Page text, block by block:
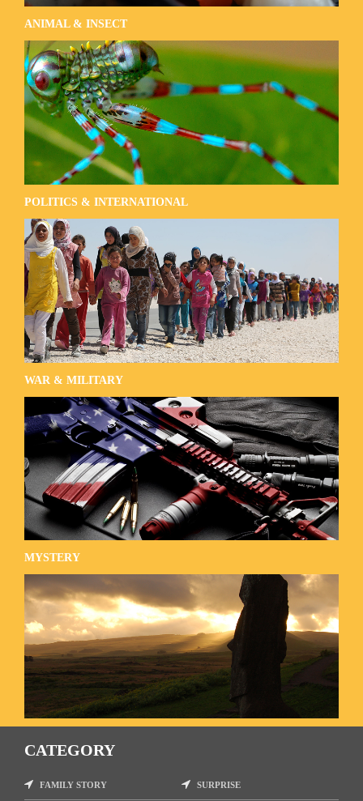
ANIMAL & INSECT
POLITICS & INTERNATIONAL
WAR & MILITARY
MYSTERY
CATEGORY
FAMILY STORY SURPRISE